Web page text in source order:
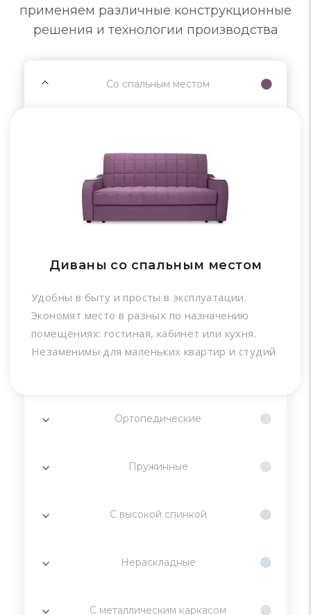
применяем различные конструкционные
решения и технологии производства
Со спальным местом
Диваны со спальным местом
Удобны в быту и просты в эксплуатации.
Экономят место в разных по назначению
помещениях: гостиная, кабинет или кухня.
Незаменимы для маленьких квартир и студий
Ортопедические
Пружинные
С высокой спинкой
Нераскладные
С металлическим каркасом